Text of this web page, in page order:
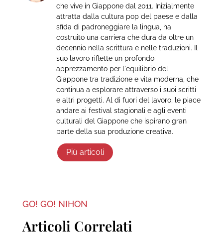
che vive in Giappone dal 2011. Inizialmente
attratta dalla cultura pop del paese e dalla
sfida di padroneggiare la lingua, ha
costruito una carriera che dura da oltre un
decennio nella scrittura e nelle traduzioni. Il
suo lavoro riflette un profondo
apprezzamento per l'equilibrio del
Giappone tra tradizione e vita moderna, che
continua a esplorare attraverso i suoi scritti
e altri progetti. Al di fuori del lavoro, le piace
andare ai festival stagionali e agli eventi
culturali del Giappone che ispirano gran
parte della sua produzione creativa.
Più articoli
GO! GO! NIHON
Articoli Correlati